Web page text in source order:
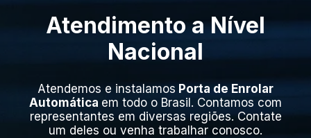
Atendimento a Nível
Nacional
Atendemos e instalamos Porta de Enrolar
Automática em todo o Brasil. Contamos com
representantes em diversas regiões. Contate
um deles ou venha trabalhar conosco.